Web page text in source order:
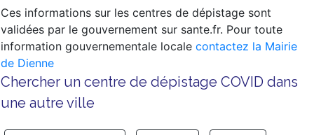
Ces informations sur les centres de dépistage sont
validées par le gouvernement sur sante.fr. Pour toute
information gouvernementale locale contactez la Mairie
de Dienne
Chercher un centre de dépistage COVID dans
une autre ville